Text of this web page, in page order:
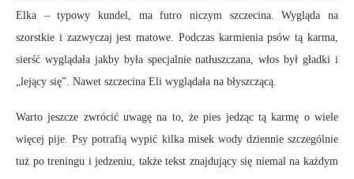
Elka – typowy kundel, ma futro niczym szczecina. Wygląda na
szorstkie i zazwyczaj jest matowe. Podczas karmienia psów tą karma,
sierść wyglądała jakby była specjalnie natłuszczana, włos był gładki i
„lejący się”. Nawet szczecina Eli wyglądała na błyszczącą.
Warto jeszcze zwrócić uwagę na to, że pies jedząc tą karmę o wiele
więcej pije. Psy potrafią wypić kilka misek wody dziennie szczególnie
tuż po treningu i jedzeniu, także tekst znajdujący się niemal na każdym